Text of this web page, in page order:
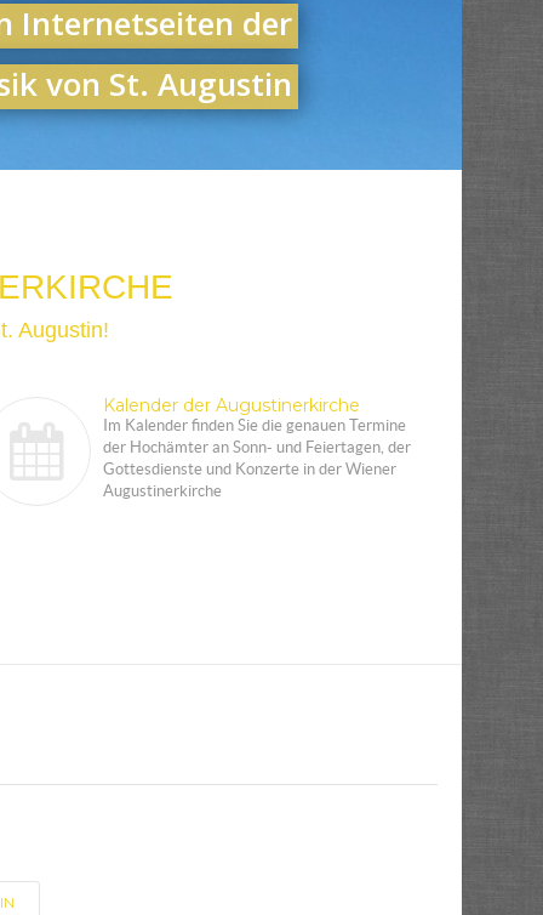
Internetseiten der
von St. Augustin
Augustin!
Kalender der Augustinerkirche
Im Kalender finden Sie die genauen Termine
der Hochämter an Sonn- und Feiertagen, der
Gottesdienste und Konzerte in der Wiener
Augustinerkirche